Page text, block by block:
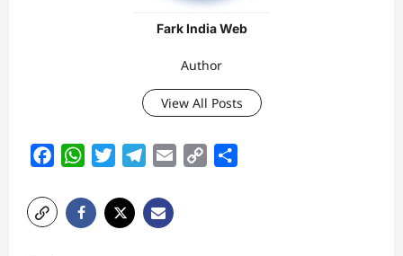
Fark India Web
Author
View All Posts
FacebookWhatsAppTwitterTelegram
Email
Copy